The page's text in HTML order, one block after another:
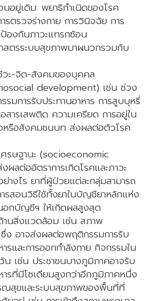
อยู่เดิม: พยาธิกำเนิดของโรค
รตรวจร่างกาย การวินิจฉัย การ
องกันภาวะแทรกซ้อน
สตรระบบสุขภาพมาผนวกรวมกับ
วะ-จิต-สังคมของบุคคล
development) เช่น ช่วง
มการรับประทานอาหาร การสูบบุหรี่
อสารเสพติด ความเครียด การอยู่ใน
หรือสังคมชนบท ส่งผลต่อตัวโรค
รษฐานะ (socioeconomic
ลต่ออัตราการเกิดโรคและภาวะ
างไร ยาที่ผู้ป่วยแต่ละกลุ่มสามารถ
ารสอนวิธีใช้ทั้งยาในบัญชียาหลักแห่ง
อกบัญชีฯ ให้เกิดผลสูงสุด
านสิ่งแวดล้อม เช่น สภาพ
ง อาจส่งผลต่อพฤติกรรมการรับ
ารและการออกกำลังกาย กิจกรรมใน
น เช่น ประชาชนบางภูมิภาคอาจรับ
ารที่มีโซเดียมสูงกว่าอีกภูมิภาคหนึ่ง
ณสุขและระบบสุขภาพของพื้นที่ที่